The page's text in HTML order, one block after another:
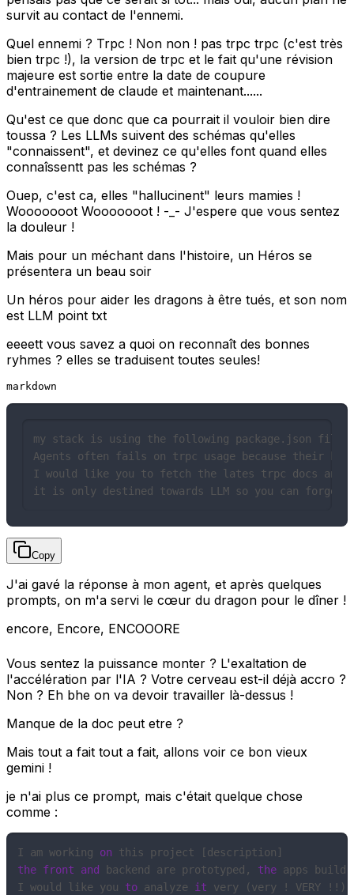
survit au contact de l'ennemi.
Quel ennemi ? Trpc ! Non non ! pas trpc trpc (c'est très
bien trpc !), la version de trpc et le fait qu'une révision
majeure est sortie entre la date de coupure
d'entrainement de claude et maintenant......
Qu'est ce que donc que ca pourrait il vouloir bien dire
toussa ? Les LLMs suivent des schémas qu'elles
"connaissent", et devinez ce qu'elles font quand elles
connaîssentt pas les schémas ?
Ouep, c'est ca, elles "hallucinent" leurs mamies !
Wooooooot Wooooooot ! -_- J'espere que vous sentez
la douleur !
Mais pour un méchant dans l'histoire, un Héros se
présentera un beau soir
Un héros pour aider les dragons à être tués, et son nom
est LLM point txt
eeeett vous savez a quoi on reconnaît des bonnes
ryhmes ? elles se traduisent toutes seules!
markdown
my stack is using the following package.json files
Agents often fails on trpc usage because their
I would like you to fetch the lates trpc docs and
it is only destined towards LLM so you can
Copy
J'ai gavé la réponse à mon agent, et après quelques
prompts, on m'a servi le cœur du dragon pour le dîner !
encore, Encore, ENCOOORE
Vous sentez la puissance monter ? L'exaltation de
l'accélération par l'IA ? Votre cerveau est-il déjà accro ?
Non ? Eh bhe on va devoir travailler là-dessus !
Manque de la doc peut etre ?
Mais tout a fait tout a fait, allons voir ce bon vieux
gemini !
je n'ai plus ce prompt, mais c'était quelque chose
comme :
I am working on
the front and backend are prototyped, the apps build
I would like you to analyze it very (very ! VERY